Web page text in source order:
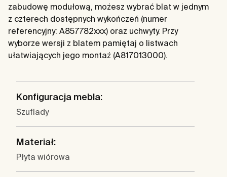
zabudowę modułową, możesz wybrać blat w jednym
z czterech dostępnych wykończeń (numer
referencyjny: A857782xxx) oraz uchwyty. Przy
wyborze wersji z blatem pamiętaj o listwach
ułatwiających jego montaż (A817013000).
Konfiguracja mebla:
Szuflady
Materiał:
Płyta wiórowa